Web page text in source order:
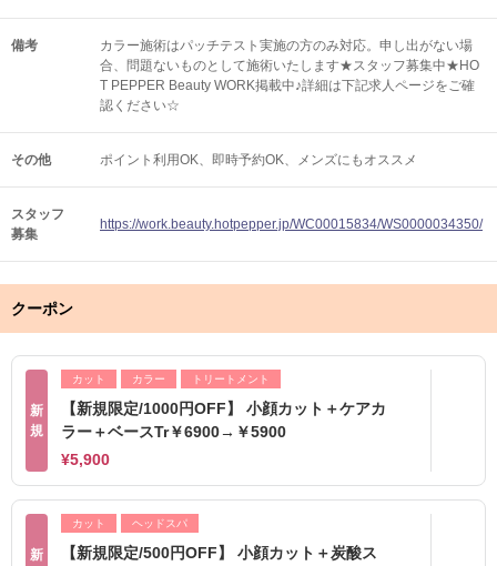
備考
カラー施術はパッチテスト実施の方のみ対応。申し出がない場
合、問題ないものとして施術いたします★スタッフ募集中★HO
T PEPPER Beauty WORK掲載中♪詳細は下記求人ページをご確
認ください☆
その他 ポイント利用OK 即時予約OK メンズにもオススメ
スタッフ
募集
https://work.beauty.hotpepper.jp/WC00015834/WS0000034350/
クーポン
新
規
カット カラー トリートメント
【新規限定/1000円OFF】 小顔カット＋ケアカ
ラー＋ベースTr￥6900→￥5900
¥5,900
新
カット ヘッドスパ
【新規限定/500円OFF】 小顔カット＋炭酸ス